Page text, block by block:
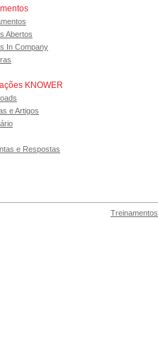
Abertos
In Company
KNOWER
e Artigos
e Respostas
Treinamentos